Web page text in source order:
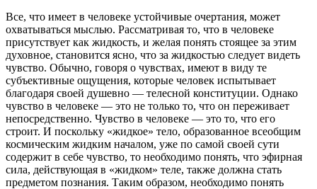
Все, что имеет в человеке устойчивые очертания, может
охватываться мыслью. Рассматривая то, что в человеке
присутствует как жидкость, и желая понять стоящее за этим
духовное, становится ясно, что за жидкостью следует видеть
чувство. Обычно, говоря о чувствах, имеют в виду те
субъективные ощущения, которые человек испытывает
благодаря своей душевно — телесной конституции. Однако
чувство в человеке — это не только то, что он переживает
непосредственно. Чувство в человеке — это то, что его
строит. И поскольку «жидкое» тело, образованное всеобщим
космическим жидким началом, уже по самой своей сути
содержит в себе чувство, то необходимо понять, что эфирная
сила, действующая в «жидком» теле, также должна стать
предметом познания. Таким образом, необходимо понять